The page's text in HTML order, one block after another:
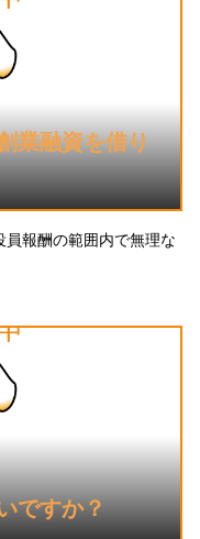
業融資を借り
報酬の範囲内で無理な
ですか？